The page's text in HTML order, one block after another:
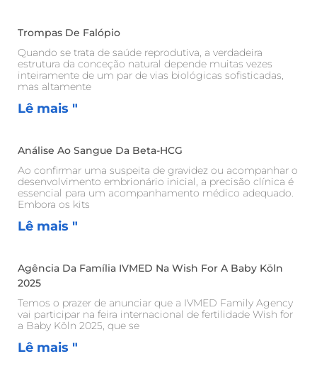
Trompas De Falópio
Quando se trata de saúde reprodutiva, a verdadeira
estrutura da conceção natural depende muitas vezes
inteiramente de um par de vias biológicas sofisticadas,
mas altamente
Lê mais "
Análise Ao Sangue Da Beta-HCG
Ao confirmar uma suspeita de gravidez ou acompanhar o
desenvolvimento embrionário inicial, a precisão clínica é
essencial para um acompanhamento médico adequado.
Embora os kits
Lê mais "
Agência Da Família IVMED Na Wish For A Baby Köln
2025
Temos o prazer de anunciar que a IVMED Family Agency
vai participar na feira internacional de fertilidade Wish for
a Baby Köln 2025, que se
Lê mais "